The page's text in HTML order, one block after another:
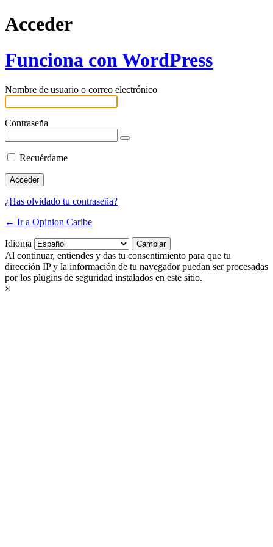
Acceder
Funciona con WordPress
Nombre de usuario o correo electrónico
Contraseña
Recuérdame
¿Has olvidado tu contraseña?
← Ir a Opinion Caribe
Idioma
Al continuar, entiendes y das tu consentimiento para que tu
dirección IP y la información de tu navegador puedan ser procesadas
por los plugins de seguridad instalados en este sitio.
×